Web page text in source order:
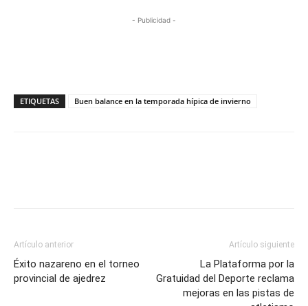
- Publicidad -
ETIQUETAS Buen balance en la temporada hípica de invierno
Artículo anterior
Éxito nazareno en el torneo
provincial de ajedrez
Artículo siguiente
La Plataforma por la
Gratuidad del Deporte reclama
mejoras en las pistas de